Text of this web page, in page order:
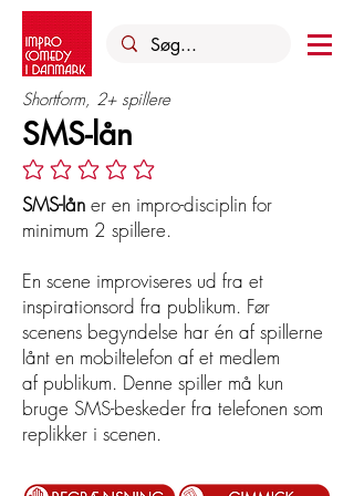
Shortform, 2+ spillere
SMS-lån
Ingen bedømmelser endnu
SMS-lån er en impro-disciplin for
minimum 2 spillere.
En scene improviseres ud fra et
inspirationsord fra publikum. Før
scenens begyndelse har én af spillerne
lånt en mobiltelefon af et medlem
af publikum. Denne spiller må kun
bruge SMS-beskeder fra telefonen som
replikker i scenen.